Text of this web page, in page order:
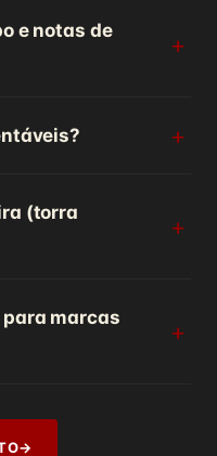
e notas de
(torra
marcas
→